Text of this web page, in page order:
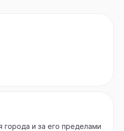
города и за его пределами